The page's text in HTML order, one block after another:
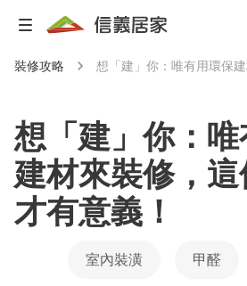
裝修攻略
想「建」你：
建材來裝修，
才有意義！
室內裝潢 甲醛